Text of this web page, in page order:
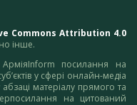
Commons Attribution 4.0
інше.
посилання на
у сфері онлайн-медіа
матеріалу прямого та
на цитований